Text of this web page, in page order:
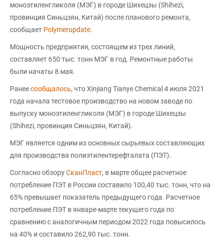
моноэтиленгликоля (МЭГ) в городе Шихецзы (Shihezi,
провинция Синьцзян, Китай) после планового ремонта,
сообщает Polymerupdate.
Мощность предприятия, состоящем из трех линий,
составляет 650 тыс. тонн МЭГ в год. Ремонтные работы
были начаты 8 мая.
Ранеесообщалось, что Xinjiang Tianye Chemical 4 июля 2021
года начала тестовое производство на новом заводе по
выпуску моноэтиленгликоля (МЭГ) в городе Шихецзы
(Shihezi, провинция Синьцзян, Китай).
МЭГ является одним из основных сырьевых составляющих
для производства полиэтилентерефталата (ПЭТ).
Согласно обзоруСканПласт, в марте общее расчетное
потребление ПЭТ в России составило 100,40 тыс. тонн, что на
65% превышает показатель предыдущего года. Расчетное
потребление ПЭТ в январе-марте текущего года по
сравнению с аналогичным периодом 2022 года повысилось
на 40% и составило 262,90 тыс. тонн.